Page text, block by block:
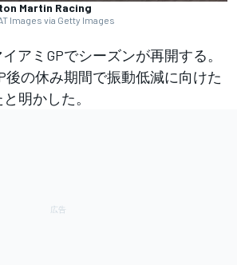
Martin Racing
Images via Getty Images
アミGPでシーズンが再開する。
後の休み期間で振動低減に向けた
明かした。